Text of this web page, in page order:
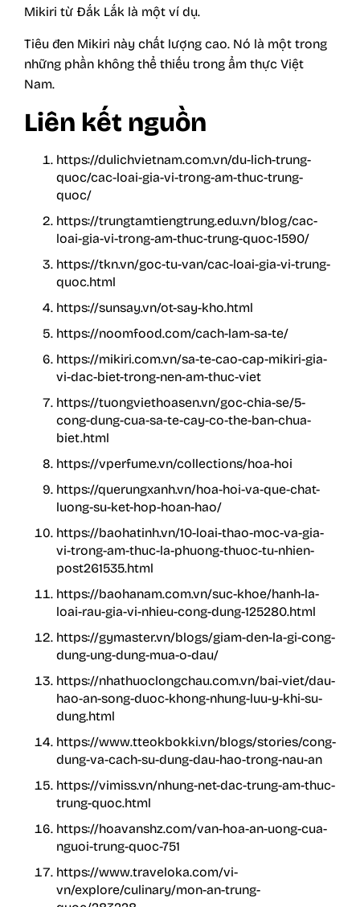
Mikiri từ Đắk Lắk là một ví dụ.
Tiêu đen Mikiri này chất lượng cao. Nó là một trong
những phần không thể thiếu trong ẩm thực Việt
Nam.
Liên kết nguồn
https://dulichvietnam.com.vn/du-lich-trung-
quoc/cac-loai-gia-vi-trong-am-thuc-trung-
quoc/
https://trungtamtiengtrung.edu.vn/blog/cac-
loai-gia-vi-trong-am-thuc-trung-quoc-1590/
https://tkn.vn/goc-tu-van/cac-loai-gia-vi-trung-
quoc.html
https://sunsay.vn/ot-say-kho.html
https://noomfood.com/cach-lam-sa-te/
https://mikiri.com.vn/sa-te-cao-cap-mikiri-gia-
vi-dac-biet-trong-nen-am-thuc-viet
https://tuongviethoasen.vn/goc-chia-se/5-
cong-dung-cua-sa-te-cay-co-the-ban-chua-
biet.html
https://vperfume.vn/collections/hoa-hoi
https://querungxanh.vn/hoa-hoi-va-que-chat-
luong-su-ket-hop-hoan-hao/
https://baohatinh.vn/10-loai-thao-moc-va-gia-
vi-trong-am-thuc-la-phuong-thuoc-tu-nhien-
post261535.html
https://baohanam.com.vn/suc-khoe/hanh-la-
loai-rau-gia-vi-nhieu-cong-dung-125280.html
https://gymaster.vn/blogs/giam-den-la-gi-cong-
dung-ung-dung-mua-o-dau/
https://nhathuoclongchau.com.vn/bai-viet/dau-
hao-an-song-duoc-khong-nhung-luu-y-khi-su-
dung.html
https://www.tteokbokki.vn/blogs/stories/cong-
dung-va-cach-su-dung-dau-hao-trong-nau-an
https://vimiss.vn/nhung-net-dac-trung-am-thuc-
trung-quoc.html
https://hoavanshz.com/van-hoa-an-uong-cua-
nguoi-trung-quoc-751
https://www.traveloka.com/vi-
vn/explore/culinary/mon-an-trung-